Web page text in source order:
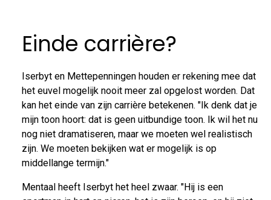
Einde carrière?
Iserbyt en Mettepenningen houden er rekening mee dat
het euvel mogelijk nooit meer zal opgelost worden. Dat
kan het einde van zijn carrière betekenen. "Ik denk dat je
mijn toon hoort: dat is geen uitbundige toon. Ik wil het nu
nog niet dramatiseren, maar we moeten wel realistisch
zijn. We moeten bekijken wat er mogelijk is op
middellange termijn."
Mentaal heeft Iserbyt het heel zwaar. "Hij is een